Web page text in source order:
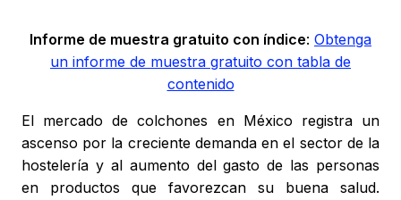
Informe de muestra gratuito con índice: Obtenga
un informe de muestra gratuito con tabla de
contenido
El mercado de colchones en México registra un
ascenso por la creciente demanda en el sector de la
hostelería y al aumento del gasto de las personas
en productos que favorezcan su buena salud.